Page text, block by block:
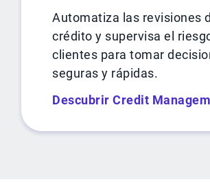
Automatiza las revisiones
crédito y supervisa el
clientes para tomar
seguras y rápidas.
Descubrir Credit